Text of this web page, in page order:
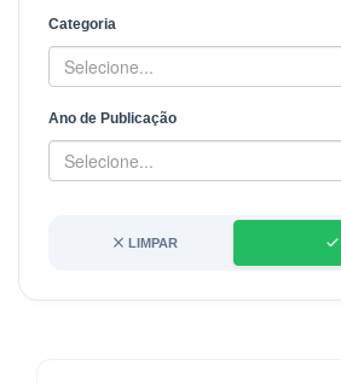
Categoria
Selecione...
Ano de Publicação
Selecione...
close LIMPAR done